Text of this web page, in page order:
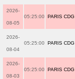
2026-
08-05
05:25:00 PARIS CDG
2026-
08-04
05:25:00 PARIS CDG
2026-
08-03
05:25:00 PARIS CDG